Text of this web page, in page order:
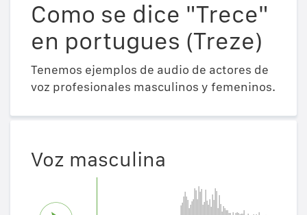
Como se dice "Trece"
en portugues (Treze)
Tenemos ejemplos de audio de actores de
voz profesionales masculinos y femeninos.
Voz masculina